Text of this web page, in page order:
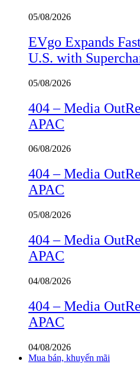
05/08/2026
EVgo Expands
U.S. with
05/08/2026
404 – Media
APAC
06/08/2026
404 – Media
APAC
05/08/2026
404 – Media
APAC
04/08/2026
404 – Media
APAC
04/08/2026
Mua bán, khuyến mãi